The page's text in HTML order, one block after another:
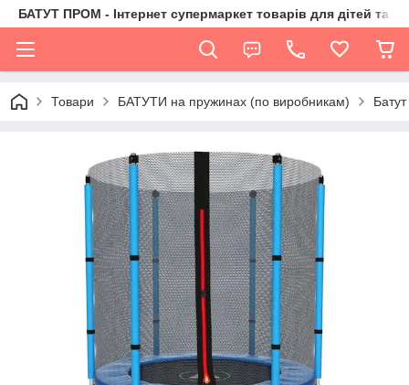
БАТУТ ПРОМ - Інтернет супермаркет товарів для дітей та їх
Товари БАТУТИ на пружинах (по виробникам)